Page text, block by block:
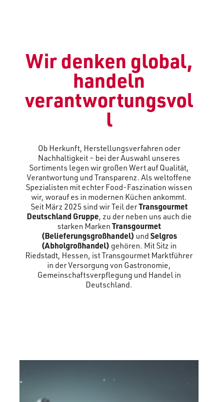
Wir denken global,
handeln
verantwortungsvol
l
Ob Herkunft, Herstellungsverfahren oder
Nachhaltigkeit – bei der Auswahl unseres
Sortiments legen wir großen Wert auf Qualität,
Verantwortung und Transparenz. Als weltoffene
Spezialisten mit echter Food-Faszination wissen
wir, worauf es in modernen Küchen ankommt.
Seit März 2025 sind wir Teil derTransgourmet
Deutschland Gruppe, zu der neben uns auch die
starken MarkenTransgourmet
(Belieferungsgroßhandel) undSelgros
(Abholgroßhandel) gehören. Mit Sitz in
Riedstadt, Hessen, ist Transgourmet Marktführer
in der Versorgung von Gastronomie,
Gemeinschaftsverpflegung und Handel in
Deutschland.